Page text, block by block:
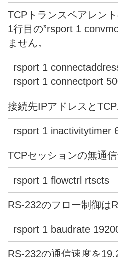
TCPトランスペアレン
1行目の”rsport 1
ません。
rsport 1
rsport 1 connectport
接続先IPアドレスと
rsport 1 inactivitytimer
TCPセッションの無通
rsport 1 flowctrl rtscts
RS-232のフロー制御は
rsport 1 baudrate
RS-232の通信速度を